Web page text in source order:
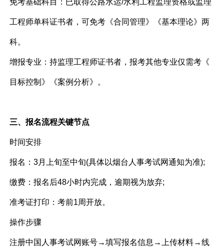
免考基础科目：已取得公路水运/水利工程监理资格或监理
工程师单科证书者，可免考《合同管理》《基本理论》两
科。
增报专业：持监理工程师证书者，报考其他专业仅需考《
目标控制》《案例分析》。
三、报名流程关键节点
时间安排
报名：3月上旬至中旬(具体以烟台人事考试网通知为准);
缴费：报名后48小时内完成，逾期视为放弃;
准考证打印：考前1周开放。
操作步骤
注册中国人事考试网账号→填写报名信息→上传材料→线